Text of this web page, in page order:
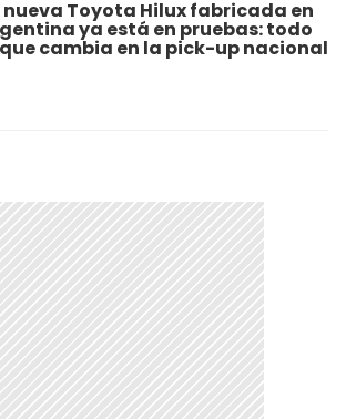
nueva Toyota Hilux fabricada en
ya está en pruebas: todo
cambia en la pick-up nacional